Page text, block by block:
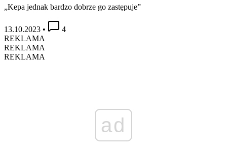
„Kepa jednak bardzo dobrze go zastępuje”
13.10.2023 •
4
REKLAMA
REKLAMA
REKLAMA
ad